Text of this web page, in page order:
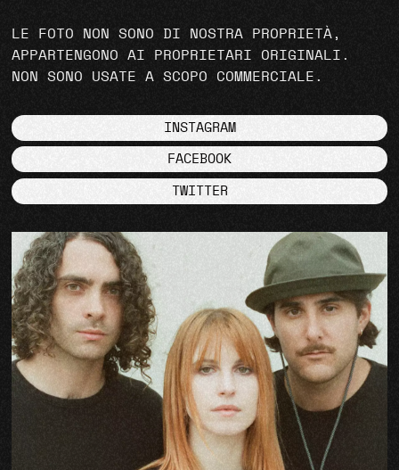
LE FOTO NON SONO DI NOSTRA PROPRIETÀ,
APPARTENGONO AI PROPRIETARI ORIGINALI.
NON SONO USATE A SCOPO COMMERCIALE.
INSTAGRAM
FACEBOOK
TWITTER